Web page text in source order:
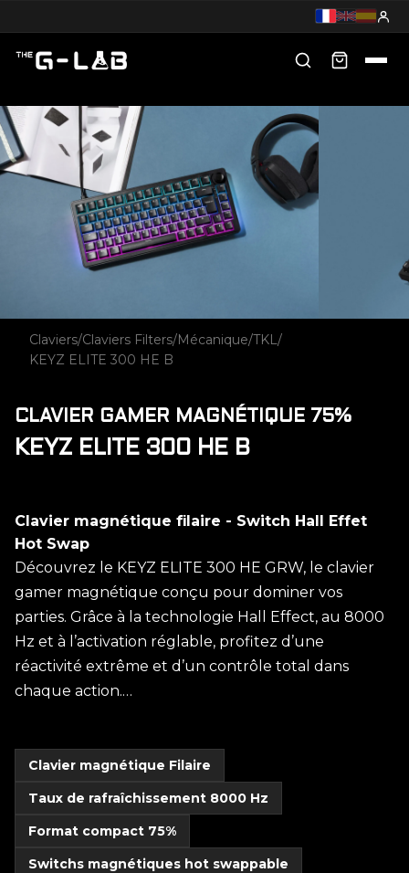
Claviers/Claviers Filters/Mécanique/TKL/
KEYZ ELITE 300 HE B
CLAVIER GAMER MAGNÉTIQUE 75%
KEYZ ELITE 300 HE B
Clavier magnétique filaire - Switch Hall Effet
Hot Swap
Découvrez le KEYZ ELITE 300 HE GRW, le clavier
gamer magnétique conçu pour dominer vos
parties. Grâce à la technologie Hall Effect, au 8000
Hz et à l’activation réglable, profitez d’une
réactivité extrême et d’un contrôle total dans
chaque action.…
Clavier magnétique Filaire
Taux de rafraîchissement 8000 Hz
Format compact 75%
Switchs magnétiques hot swappable